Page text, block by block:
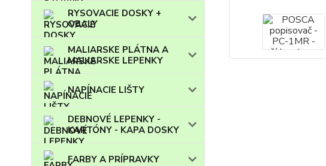
RYSOVACIE DOSKY +
OBALY
MALIARSKE PLÁTNA A
MALIARSKE LEPENKY
NAPÍNACIE LIŠTY
DEBNOVÉ LEPENKY -
KARTÓNY - KAPA DOSKY
FARBY A PRÍPRAVKY